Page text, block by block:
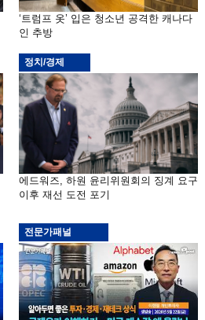
‘트럼프 옷’ 입은 청소년 공격한 캐나다
인 추방
정치/경제
에드워즈, 하원 윤리위원회의 징계 요구
이후 재선 도전 포기
전문가패널